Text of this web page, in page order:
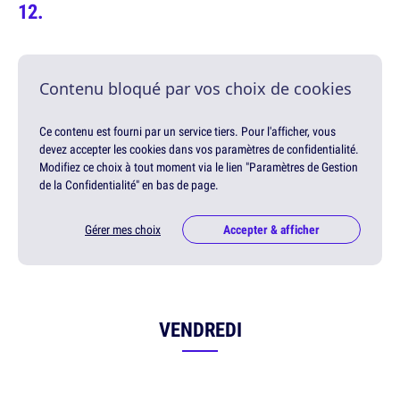
Contenu bloqué par vos choix de cookies
Ce contenu est fourni par un service tiers. Pour l'afficher, vous
devez accepter les cookies dans vos paramètres de confidentialité.
Modifiez ce choix à tout moment via le lien "Paramètres de Gestion
de la Confidentialité" en bas de page.
Gérer mes choix Accepter & afficher
VENDREDI